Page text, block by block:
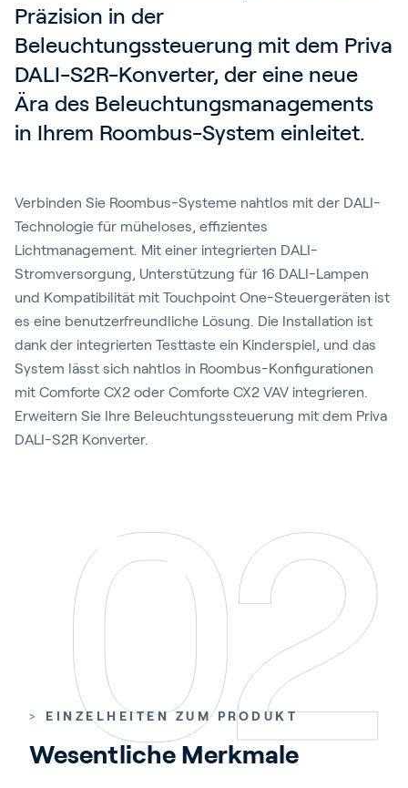
Präzision in der
Beleuchtungssteuerung mit dem Priva
DALI-S2R-Konverter, der eine neue
Ära des Beleuchtungsmanagements
in Ihrem Roombus-System einleitet.
Verbinden Sie Roombus-Systeme nahtlos mit der DALI-
Technologie für müheloses, effizientes
Lichtmanagement. Mit einer integrierten DALI-
Stromversorgung, Unterstützung für 16 DALI-Lampen
und Kompatibilität mit Touchpoint One-Steuergeräten ist
es eine benutzerfreundliche Lösung. Die Installation ist
dank der integrierten Testtaste ein Kinderspiel, und das
System lässt sich nahtlos in Roombus-Konfigurationen
mit Comforte CX2 oder Comforte CX2 VAV integrieren.
Erweitern Sie Ihre Beleuchtungssteuerung mit dem Priva
DALI-S2R Konverter.
> EINZELHEITEN ZUM PRODUKT
Wesentliche Merkmale